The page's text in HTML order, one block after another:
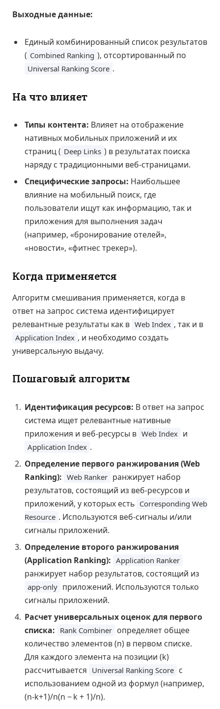
Выходные данные:
Единый комбинированный список результатов
( Combined Ranking ), отсортированный по
Universal Ranking Score .
На что влияет
Типы контента: Влияет на отображение
нативных мобильных приложений и их
страниц ( Deep Links ) в результатах поиска
наряду с традиционными веб-страницами.
Специфические запросы: Наибольшее
влияние на мобильный поиск, где
пользователи ищут как информацию, так и
приложения для выполнения задач
(например, «бронирование отелей»,
«новости», «фитнес трекер»).
Когда применяется
Алгоритм смешивания применяется, когда в
ответ на запрос система идентифицирует
релевантные результаты как в Web Index , так и в
Application Index , и необходимо создать
универсальную выдачу.
Пошаговый алгоритм
Идентификация ресурсов: В ответ на запрос
система ищет релевантные нативные
приложения и веб-ресурсы в Web Index и
Application Index .
Определение первого ранжирования (Web
Ranking): Web Ranker ранжирует набор
результатов, состоящий из веб-ресурсов и
приложений, у которых есть Corresponding Web
Resource . Используются веб-сигналы и/или
сигналы приложений.
Определение второго ранжирования
(Application Ranking): Application Ranker
ранжирует набор результатов, состоящий из
app-only приложений. Используются только
сигналы приложений.
Расчет универсальных оценок для первого
списка: Rank Combiner определяет общее
количество элементов (n) в первом списке.
Для каждого элемента на позиции (k)
рассчитывается Universal Ranking Score с
использованием одной из формул (например,
(n-k+1)/n(n − k + 1)/n).